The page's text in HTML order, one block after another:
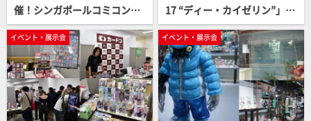
催！シンガポールコミコンの
模様を写真でご紹介【SGCC 2
025】
17 “ディー・カイゼリン”」塗
装見本を初公開！発売・予約
スケジュールなどが明らか
に！ブロッカーズFIORE「ツ
バキ」やSWS「五式戦」など
新作の展示も／ホビーラウン
ド33情報まとめ
イベント・展示会 イベント・展示会